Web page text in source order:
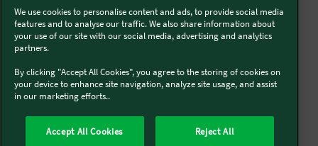
Thermomix®
Presse Batterie- und Altgeräteentsorgung
We use cookies to personalise content and ads, to provide social media
features and to analyse our traffic. We also share information about
your use of our site with our social media, advertising and analytics
partners.
By clicking "Accept All Cookies", you agree to the storing of cookies on
your device to enhance site navigation, analyze site usage, and assist
in our marketing efforts..
Accept All Cookies Reject All